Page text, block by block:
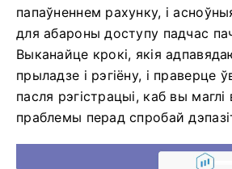
папаўненнем рахунку, і
для абароны доступу падчас
Выканайце крокі, якія
прыладзе і рэгіёну, і праверце
пасля рэгістрацыі, каб вы
праблемы перад спробай